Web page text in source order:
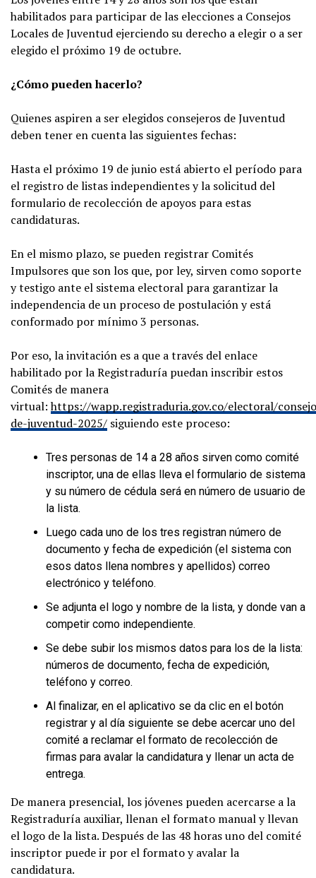
habilitados para participar de las elecciones a Consejos
Locales de Juventud ejerciendo su derecho a elegir o a ser
elegido el próximo 19 de octubre.
¿Cómo pueden hacerlo?
Quienes aspiren a ser elegidos consejeros de Juventud
deben tener en cuenta las siguientes fechas:
Hasta el próximo 19 de junio está abierto el período para
el registro de listas independientes y la solicitud del
formulario de recolección de apoyos para estas
candidaturas.
En el mismo plazo, se pueden registrar Comités
Impulsores que son los que, por ley, sirven como soporte
y testigo ante el sistema electoral para garantizar la
independencia de un proceso de postulación y está
conformado por mínimo 3 personas.
Por eso, la invitación es a que a través del enlace
habilitado por la Registraduría puedan inscribir estos
Comités de manera
virtual:https://wapp.registraduria.gov.co/electoral/
de-juventud-2025/ siguiendo este proceso:
Tres personas de 14 a 28 años sirven como comité
inscriptor, una de ellas lleva el formulario de sistema
y su número de cédula será en número de usuario de
la lista.
Luego cada uno de los tres registran número de
documento y fecha de expedición (el sistema con
esos datos llena nombres y apellidos) correo
electrónico y teléfono.
Se adjunta el logo y nombre de la lista, y donde van a
competir como independiente.
Se debe subir los mismos datos para los de la lista:
números de documento, fecha de expedición,
teléfono y correo.
Al finalizar, en el aplicativo se da clic en el botón
registrar y al día siguiente se debe acercar uno del
comité a reclamar el formato de recolección de
firmas para avalar la candidatura y llenar un acta de
entrega.
De manera presencial, los jóvenes pueden acercarse a la
Registraduría auxiliar, llenan el formato manual y llevan
el logo de la lista. Después de las 48 horas uno del comité
inscriptor puede ir por el formato y avalar la
candidatura.